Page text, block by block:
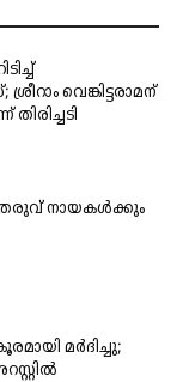
വെങ്കിട്ടരാമന്
നായകൾക്കും
മർദിച്ചു;